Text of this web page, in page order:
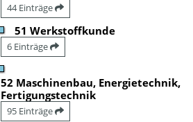
44 Einträge
51 Werkstoffkunde
6 Einträge
52 Maschinenbau, Energietechnik,
Fertigungstechnik
95 Einträge